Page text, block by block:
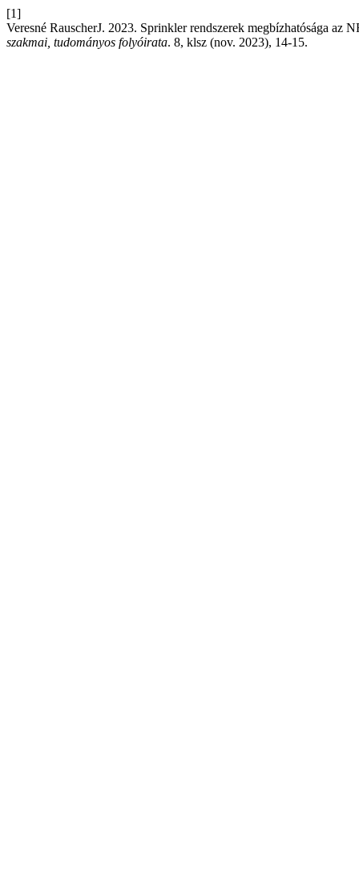
[1]
Veresné RauscherJ. 2023. Sprinkler rendszerek megbízhatósága az
szakmai, tudományos folyóirata. 8, klsz (nov. 2023), 14-15.